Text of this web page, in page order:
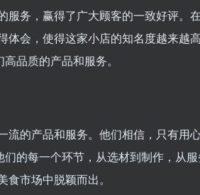
服务，赢得了广大顾客的一致好评。
体会，使得这家小店的知名度越来越
品质的产品和服务。
流的产品和服务。他们相信，只有用
的每一个环节，从选材到制作，从
食市场中脱颖而出。